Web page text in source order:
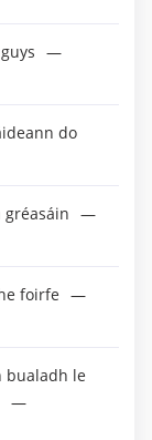
do
foirfe
bualadh le